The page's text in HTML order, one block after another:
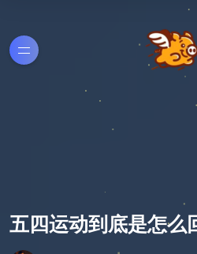
五四运动到底是怎么